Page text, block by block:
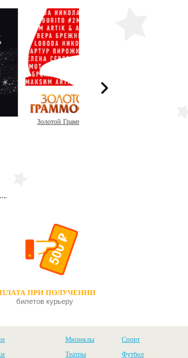
Золотой Граммофон
ПРИ ПОЛУЧЕНИИ
билетов курьеру
Мюзиклы
Театры
Спорт
Футбол